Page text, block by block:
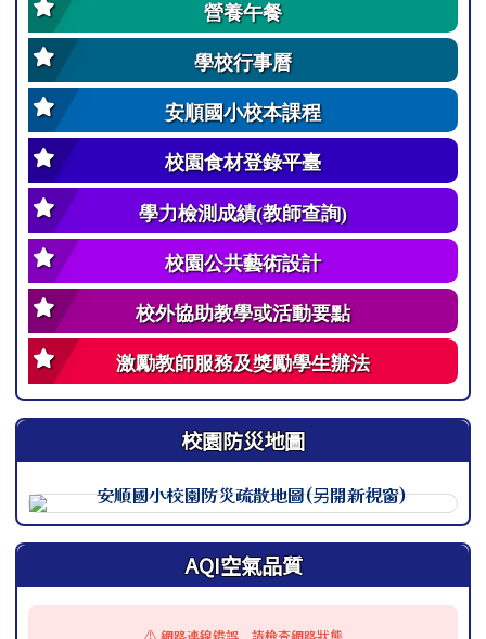
營養午餐
學校行事曆
安順國小校本課程
校園食材登錄平臺
學力檢測成績(教師查詢)
校園公共藝術設計
校外協助教學或活動要點
激勵教師服務及獎勵學生辦法
校園防災地圖
此圖為安順國小校園防災地圖（地震），呈現校園整體配
AQI空氣品質
⚠️ 網路連線錯誤，請檢查網路狀態